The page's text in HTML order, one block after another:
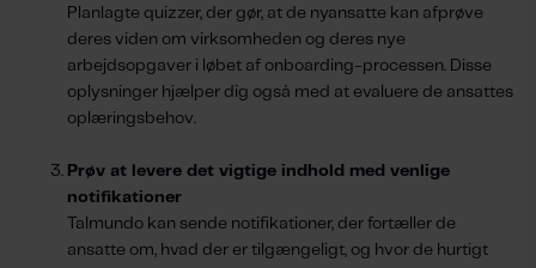
Planlagte quizzer, der gør, at de nyansatte kan afprøve
deres viden om virksomheden og deres nye
arbejdsopgaver i løbet af onboarding-processen. Disse
oplysninger hjælper dig også med at evaluere de ansattes
oplæringsbehov.
Prøv at levere det vigtige indhold med venlige
notifikationer
Talmundo kan sende notifikationer, der fortæller de
ansatte om, hvad der er tilgængeligt, og hvor de hurtigt